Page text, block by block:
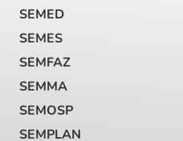
SEMED
SEMES
SEMFAZ
SEMMA
SEMOSP
SEMPLAN